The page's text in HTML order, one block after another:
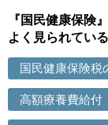
『国民健康保険
よく見られてい
国民健康保険税
高額療養費給付